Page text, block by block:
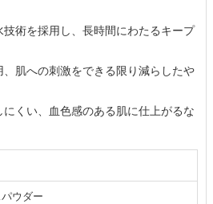
術を採用し、長時間にわたるキープ
、肌への刺激をできる限り減らしたや
くい、血色感のある肌に仕上がるな
ウダー